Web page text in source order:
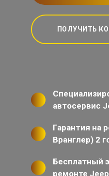
ПОЛУЧИТЬ
автосервис
Гарантия на
Вранглер) 2
Бесплатный
ремонте